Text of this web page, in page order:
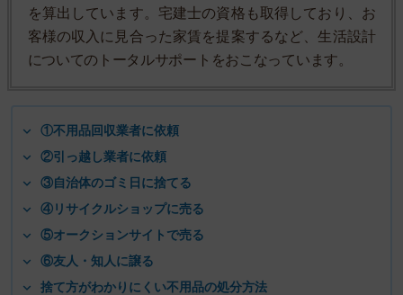
を算出しています。宅建士の資格も取得しており、お
客様の収入に見合った家賃を提案するなど、生活設計
についてのトータルサポートをおこなっています。
①不用品回収業者に依頼
②引っ越し業者に依頼
③自治体のゴミ日に捨てる
④リサイクルショップに売る
⑤オークションサイトで売る
⑥友人・知人に譲る
捨て方がわかりにくい不用品の処分方法